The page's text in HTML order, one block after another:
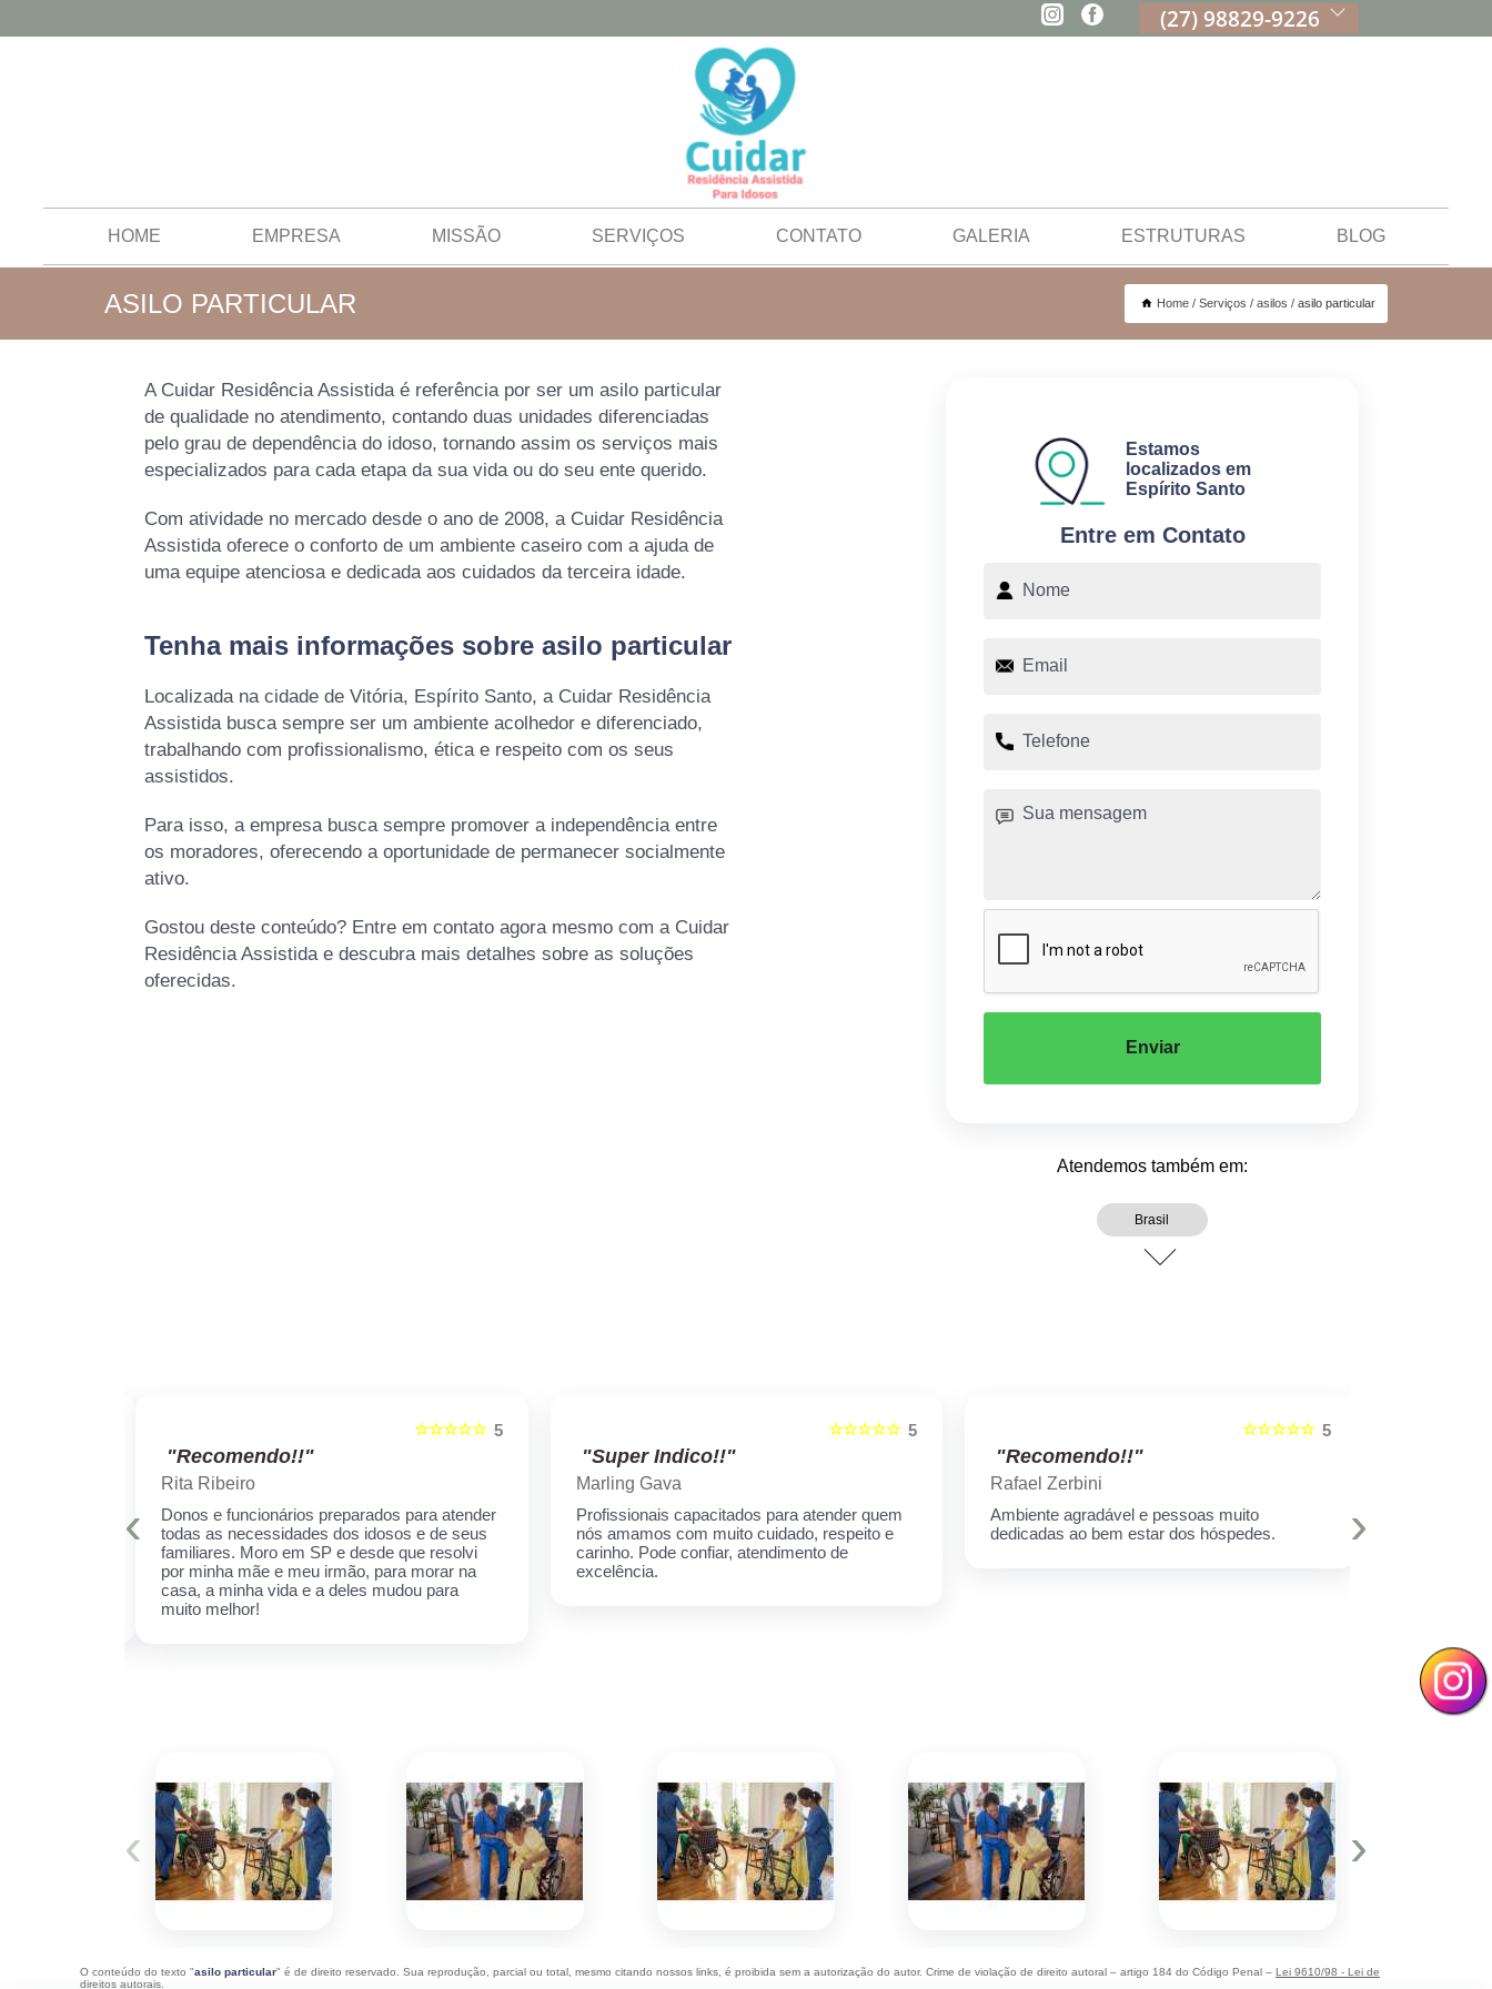
(27) 98829-9226
HOME EMPRESA MISSÃO SERVIÇOS CONTATO GALERIA ESTRUTURAS BLOG
ASILO PARTICULAR Home Serviços asilos asilo particular
A Cuidar Residência Assistida é referência por ser um asilo particular
de qualidade no atendimento, contando duas unidades diferenciadas
pelo grau de dependência do idoso, tornando assim os serviços mais
especializados para cada etapa da sua vida ou do seu ente querido.
Com atividade no mercado desde o ano de 2008, a Cuidar Residência
Assistida oferece o conforto de um ambiente caseiro com a ajuda de
uma equipe atenciosa e dedicada aos cuidados da terceira idade.
Tenha mais informações sobre asilo particular
Localizada na cidade de Vitória, Espírito Santo, a Cuidar Residência
Assistida busca sempre ser um ambiente acolhedor e diferenciado,
trabalhando com profissionalismo, ética e respeito com os seus
assistidos.
Para isso, a empresa busca sempre promover a independência entre
os moradores, oferecendo a oportunidade de permanecer socialmente
ativo.
Gostou deste conteúdo? Entre em contato agora mesmo com a Cuidar
Residência Assistida e descubra mais detalhes sobre as soluções
oferecidas.
Entre em Contato
Estamos
localizados em
Espírito Santo
Enviar
Atendemos também em:
Brasil
5
☆☆☆☆☆
"Recomendo!!"
Rita Ribeiro
Donos e funcionários preparados para atender
todas as necessidades dos idosos e de seus
familiares. Moro em SP e desde que resolvi
por minha mãe e meu irmão, para morar na
casa, a minha vida e a deles mudou para
muito melhor!
5
☆☆☆☆☆
"Super Indico!!"
Marling Gava
Profissionais capacitados para atender quem
nós amamos com muito cuidado, respeito e
carinho. Pode confiar, atendimento de
excelência.
5
☆☆☆☆☆
"Recomendo!!"
Rafael Zerbini
Ambiente agradável e pessoas muito
dedicadas ao bem estar dos hóspedes.
‹ ›
‹ ›
O conteúdo do texto "asilo particular" é de direito reservado. Sua reprodução, parcial ou total, mesmo citando nossos links, é proibida sem a autorização do autor. Crime de violação de direito autoral – artigo 184 do Código Penal – Lei 9610/98 - Lei de
direitos autorais